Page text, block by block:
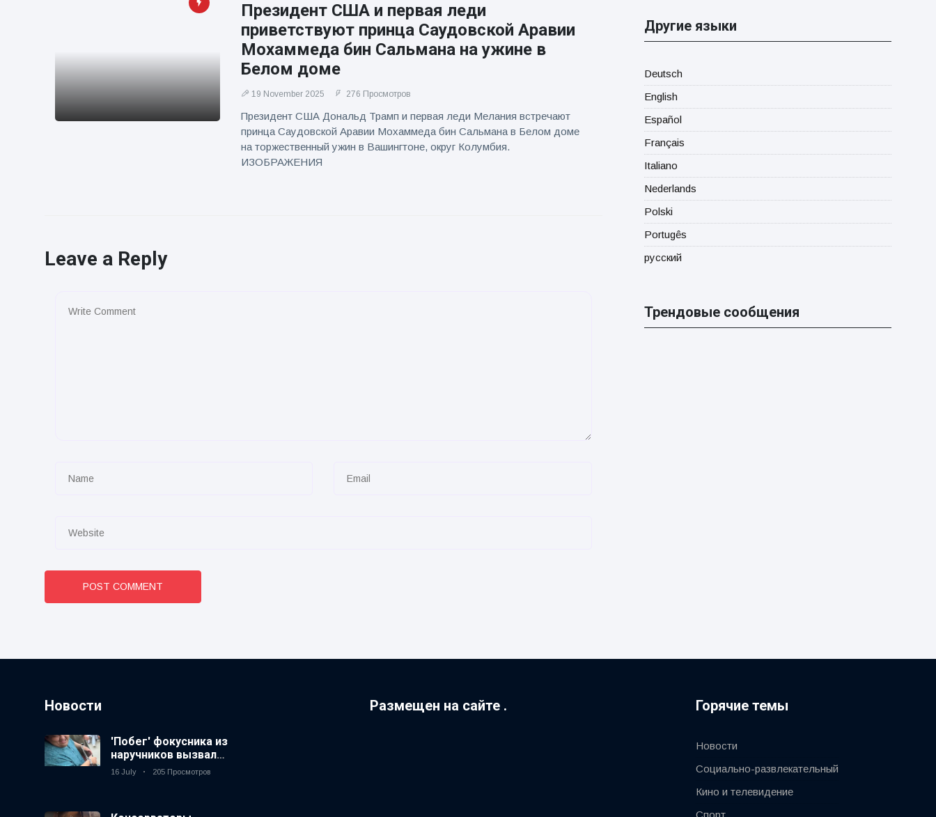
Президент США и первая леди
приветствуют принца Саудовской Аравии
Мохаммеда бин Сальмана на ужине в
Белом доме
19 November 2025 276 Просмотров
Президент США Дональд Трамп и первая леди Мелания встречают
принца Саудовской Аравии Мохаммеда бин Сальмана в Белом доме
на торжественный ужин в Вашингтоне, округ Колумбия.
ИЗОБРАЖЕНИЯ
Leave a Reply
POST COMMENT
Другие языки
Deutsch
English
Español
Français
Italiano
Nederlands
Polski
Portugês
русский
Трендовые сообщения
Новости
'Побег' фокусника из
наручников вызвал
смех у аудитории
16 July 205 Просмотров
Размещен на сайте . Горячие темы
Новости
Социально-развлекательный
Кино и телевидение
Спорт